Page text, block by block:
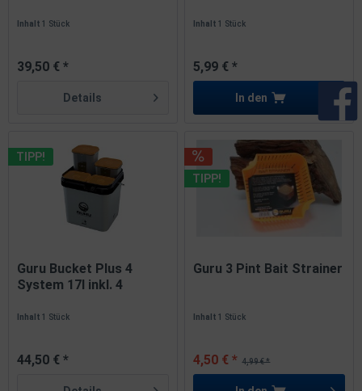
Inhalt1 Stück
39,50 € *
Details
Inhalt1 Stück
5,99 € *
In den
TIPP!
Guru Bucket Plus 4
System 17l inkl. 4
Inhalt1 Stück
44,50 € *
TIPP!
Guru 3 Pint Bait Strainer
Inhalt1 Stück
4,99 € *
4,50 € *